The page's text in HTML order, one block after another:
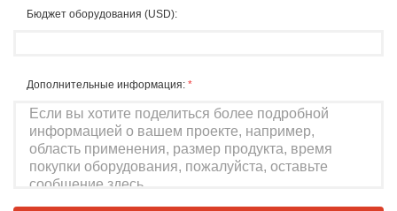
Бюджет оборудования (USD):
Дополнительные информация: *